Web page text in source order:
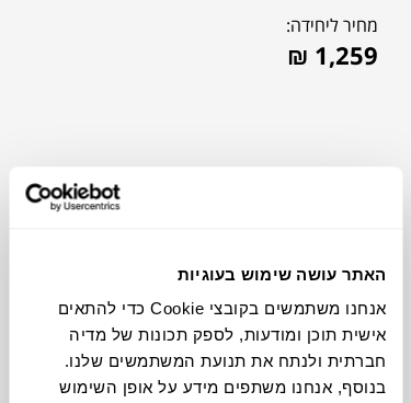
האתר עושה שימוש בעוגיות
אנחנו משתמשים בקובצי Cookie כדי להתאים
אישית תוכן ומודעות, לספק תכונות של מדיה
חברתית ולנתח את תנועת המשתמשים שלנו.
בנוסף, אנחנו משתפים מידע על אופן השימוש
מחיר ליחידה:
₪ 1,259
להדמיית AI Design